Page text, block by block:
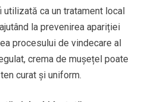
ca un tratament local
la prevenirea apariției
procesului de vindecare al
crema de mușețel poate
curat și uniform.